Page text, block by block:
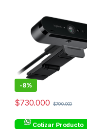
-8%
$730.000 $790.000
Cotizar Producto